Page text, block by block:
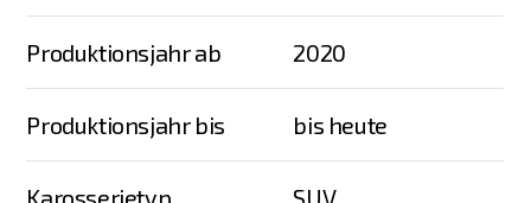
Produktionsjahr ab 2020
Produktionsjahr bis bis heute